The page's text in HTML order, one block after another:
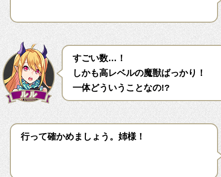
すごい数…！
しかも高レベルの魔獣ばっかり！
一体どういうことなの!?
行って確かめましょう。姉様！